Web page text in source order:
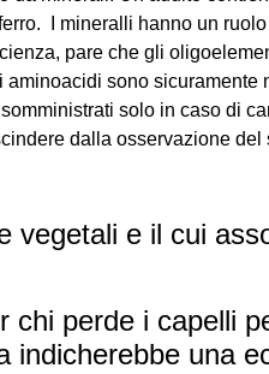
I mineralli hanno un
pare che gli
aminoacidi sono
solo in caso di
dalla osservazione del
vegetali e il cui
chi perde i capelli
indicherebbe una